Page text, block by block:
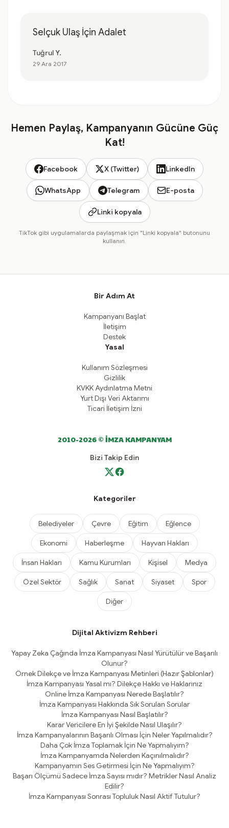
Selçuk Ulaş İçin Adalet
Tuğrul Y.
29 Ara 2017
Hemen Paylaş, Kampanyanın Gücüne Güç
Kat!
Facebook X (Twitter) LinkedIn
WhatsApp Telegram E-posta
Linki kopyala
TikTok gibi uygulamalarda paylaşmak için "Linki kopyala" butonunu
kullanın.
Bir Adım At
Kampanyanı Başlat
İletişim
Destek
Yasal
Kullanım Sözleşmesi
Gizlilik
KVKK Aydınlatma Metni
Yurt Dışı Veri Aktarımı
Ticari İletişim İzni
2010-2026 © İMZA KAMPANYAM
Bizi Takip Edin
Kategoriler
Belediyeler Çevre Eğitim Eğlence
Ekonomi Haberleşme Hayvan Hakları
İnsan Hakları Kamu Kurumları Kişisel Medya
Özel Sektör Sağlık Sanat Siyaset Spor
Diğer
Dijital Aktivizm Rehberi
Yapay Zeka Çağında İmza Kampanyası Nasıl Yürütülür ve Başarılı
Olunur?
Örnek Dilekçe ve İmza Kampanyası Metinleri (Hazır Şablonlar)
İmza Kampanyası Yasal mı? Dilekçe Hakkı ve Haklarınız
Online İmza Kampanyası Nerede Başlatılır?
İmza Kampanyası Hakkında Sık Sorulan Sorular
İmza Kampanyası Nasıl Başlatılır?
Karar Vericilere En İyi Şekilde Nasıl Ulaşılır?
İmza Kampanyalarının Başarılı Olması İçin Neler Yapılmalıdır?
Daha Çok İmza Toplamak İçin Ne Yapmalıyım?
İmza Kampanyamda Nelerden Kaçınılmalıdır?
Kampanyamın Ses Getirmesi İçin Ne Yapmalıyım?
Başarı Ölçümü Sadece İmza Sayısı mıdır? Metrikler Nasıl Analiz
Edilir?
İmza Kampanyası Sonrası Topluluk Nasıl Aktif Tutulur?